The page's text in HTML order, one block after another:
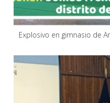
Explosivo en gimnasio de